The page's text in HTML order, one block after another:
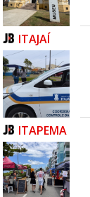
ITAJAÍ
ITAPEMA